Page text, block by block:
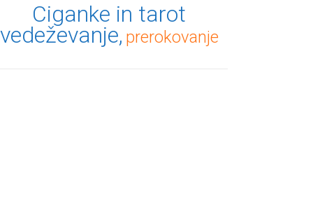
Ciganke in tarot
vedeževanje, prerokovanje